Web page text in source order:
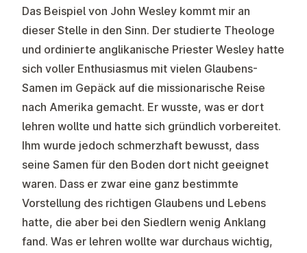
Das Beispiel von John Wesley kommt mir an
dieser Stelle in den Sinn. Der studierte Theologe
und ordinierte anglikanische Priester Wesley hatte
sich voller Enthusiasmus mit vielen Glaubens-
Samen im Gepäck auf die missionarische Reise
nach Amerika gemacht. Er wusste, was er dort
lehren wollte und hatte sich gründlich vorbereitet.
Ihm wurde jedoch schmerzhaft bewusst, dass
seine Samen für den Boden dort nicht geeignet
waren. Dass er zwar eine ganz bestimmte
Vorstellung des richtigen Glaubens und Lebens
hatte, die aber bei den Siedlern wenig Anklang
fand. Was er lehren wollte war durchaus wichtig,